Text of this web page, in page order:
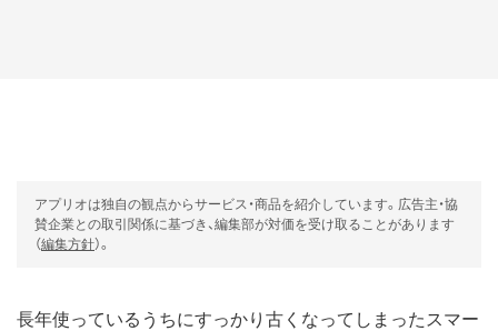
アプリオは独自の観点からサービス・商品を紹介しています。広告主・協
賛企業との取引関係に基づき、編集部が対価を受け取ることがあります
（編集方針）。
長年使っているうちにすっかり古くなってしまったスマー